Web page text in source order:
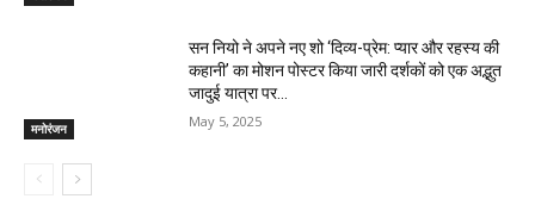
मनोरंजन
सन नियो ने अपने नए शो ‘दिव्य-प्रेम: प्यार और रहस्य की
कहानी’ का मोशन पोस्टर किया जारी दर्शकों को एक अद्भुत
जादुई यात्रा पर...
May 5, 2025